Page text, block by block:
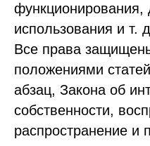
функционирования,
использования и т.
Все права
положениями
абзац, Закона об
собственности,
распространение и